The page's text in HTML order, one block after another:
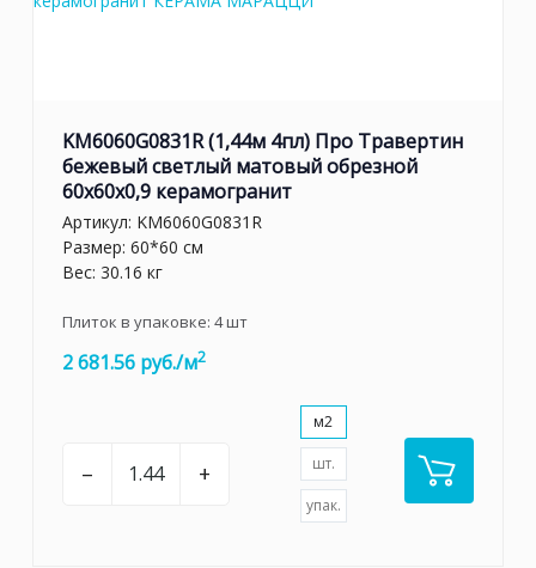
KM6060G0831R (1,44м 4пл) Про Травертин
бежевый светлый матовый обрезной
60x60x0,9 керамогранит
Артикул: KM6060G0831R
Размер: 60*60 см
Вес: 30.16 кг
Плиток в упаковке: 4шт
2 681.56 руб./м2
– +
м2
шт.
упак.